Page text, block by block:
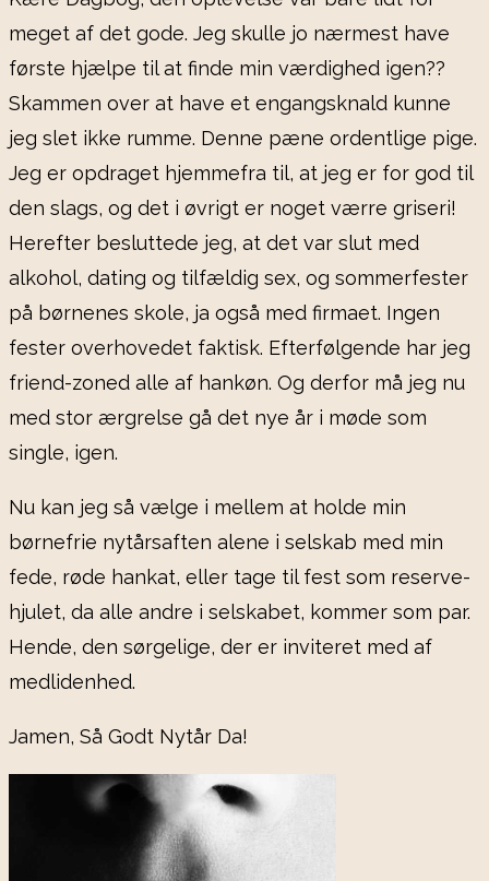
meget af det gode. Jeg skulle jo nærmest have
første hjælpe til at finde min værdighed igen??
Skammen over at have et engangsknald kunne
jeg slet ikke rumme. Denne pæne ordentlige pige.
Jeg er opdraget hjemmefra til, at jeg er for god til
den slags, og det i øvrigt er noget værre griseri!
Herefter besluttede jeg, at det var slut med
alkohol, dating og tilfældig sex, og sommerfester
på børnenes skole, ja også med firmaet. Ingen
fester overhovedet faktisk. Efterfølgende har jeg
friend-zoned alle af hankøn. Og derfor må jeg nu
med stor ærgrelse gå det nye år i møde som
single, igen.
Nu kan jeg så vælge i mellem at holde min
børnefrie nytårsaften alene i selskab med min
fede, røde hankat, eller tage til fest som reserve-
hjulet, da alle andre i selskabet, kommer som par.
Hende, den sørgelige, der er inviteret med af
medlidenhed.
Jamen, Så Godt Nytår Da!